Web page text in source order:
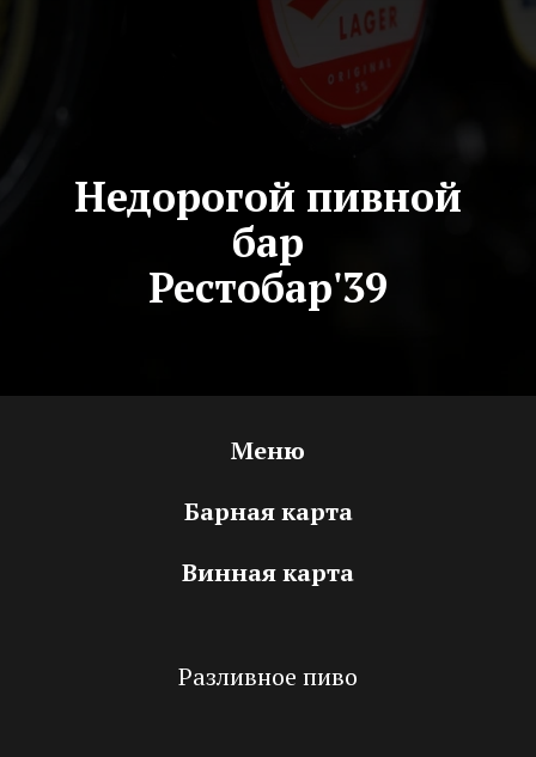
Недорогой пивной
бар
Рестобар'39
Меню
Барная карта
Винная карта
Разливное пиво